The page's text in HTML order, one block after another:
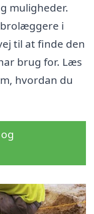
muligheder.
i
til at finde den
brug for. Læs
hvordan du